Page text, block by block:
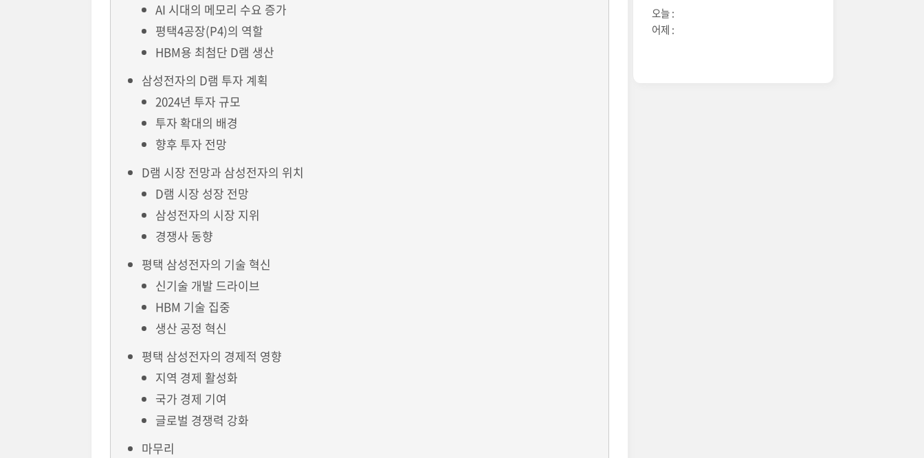
AI 시대의 메모리 수요 증가
평택4공장(P4)의 역할
HBM용 최첨단 D램 생산
삼성전자의 D램 투자 계획
2024년 투자 규모
투자 확대의 배경
향후 투자 전망
D램 시장 전망과 삼성전자의 위치
D램 시장 성장 전망
삼성전자의 시장 지위
경쟁사 동향
평택 삼성전자의 기술 혁신
신기술 개발 드라이브
HBM 기술 집중
생산 공정 혁신
평택 삼성전자의 경제적 영향
지역 경제 활성화
국가 경제 기여
글로벌 경쟁력 강화
마무리
오늘 :
어제 :